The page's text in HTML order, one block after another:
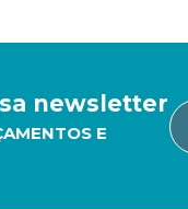
newsletter
E